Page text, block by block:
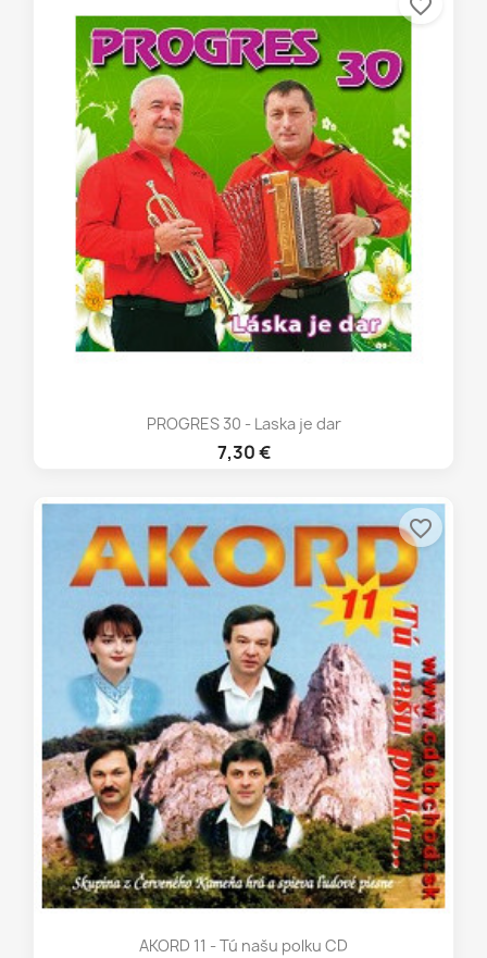
PROGRES 30 - Laska je dar
7,30 €
favorite_border
AKORD 11 - Tú našu polku CD
favorite_border